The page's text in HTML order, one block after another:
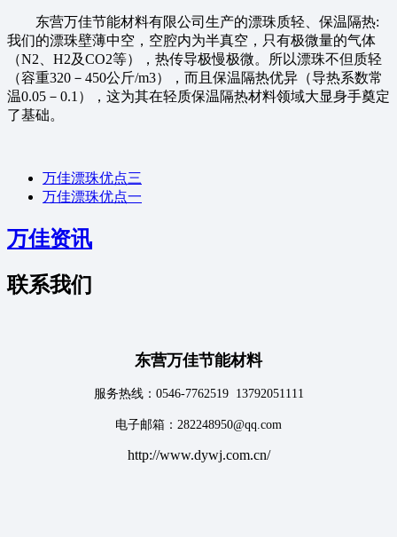
东营万佳节能材料有限公司生产的漂珠质轻、保温隔热:
我们的漂珠壁薄中空，空腔内为半真空，只有极微量的气体
（N2、H2及CO2等），热传导极慢极微。所以漂珠不但质轻
（容重320－450公斤/m3），而且保温隔热优异（导热系数常
温0.05－0.1），这为其在轻质保温隔热材料领域大显身手奠定
了基础。
万佳漂珠优点三
万佳漂珠优点一
万佳资讯
联系我们
东营万佳节能材料
服务热线：0546-7762519 13792051111
电子邮箱：282248950@qq.com
http://www.dywj.com.cn/